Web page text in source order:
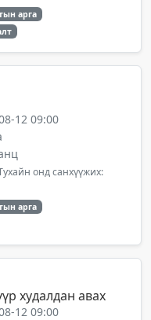
арга
12 09:00
онд санхүүжих:
арга
худалдан авах
12 09:00